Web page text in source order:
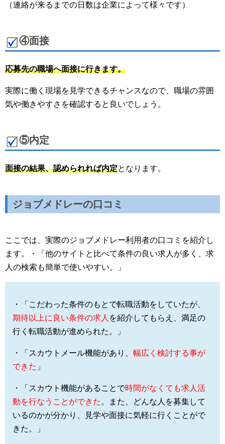
（連絡が来るまでの日数は企業によって様々です）
④面接
応募先の職場へ面接に行きます。
実際に働く現場を見学できるチャンスなので、職場の雰囲
気や働きやすさを確認すると良いでしょう。
⑤内定
面接の結果、認められれば内定となります。
ジョブメドレーの口コミ
ここでは、実際のジョブメドレー利用者の口コミを紹介し
ます。・「他のサイトと比べて条件の良い求人が多く、求
人の検索も簡単で使いやすい。」
・「こだわった条件のもとで転職活動をしていたが、
期待以上に良い条件の求人 を紹介してもらえ、満足の
行く転職活動が進められた。」
・「スカウトメール機能があり、 幅広く検討する事が
できた 」
・「スカウト機能があることで時間がなくても求人活
動を行なうことができた。また、どんな人を募集して
いるのかが分かり、見学や面接に気軽に行くことがで
きた。」